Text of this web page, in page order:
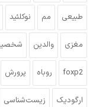
طبیعی مم نوکلئید
مغزی والدین
foxp2 روباه پرورش
ارگودیک زیست‌شناسی